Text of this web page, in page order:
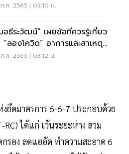
.ค. 2565 | 03:10 น.
อธีระวัฒน์” เผยข้อที่ควรรู้เกี่ยว
ลองโควิด” อาการและสาเหตุดู
.ค. 2565 | 03:12 น.
ดมาตรการ 6-6-7 ประกอบด้วย
ได้แก่ เว้นระยะห่าง สวม
รอง ลดแออัด ทำความสะอาด 6